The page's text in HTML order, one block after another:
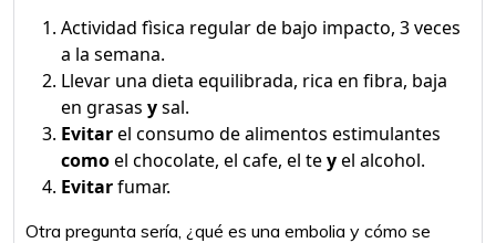
Actividad fìsica regular de bajo impacto, 3 veces
a la semana.
Llevar una dieta equilibrada, rica en fibra, baja
en grasas ysal.
Evitarel consumo de alimentos estimulantes
comoel chocolate, el cafe, el teyel alcohol.
Evitarfumar.
Otra pregunta sería, ¿qué es una embolia y cómo se